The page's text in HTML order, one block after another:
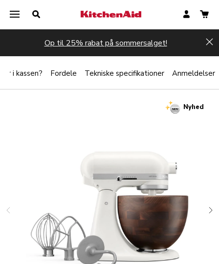
Op til 25% rabat på sommersalget!
Nyhed
i kassen? Fordele Tekniske specifikationer Anmeldelser